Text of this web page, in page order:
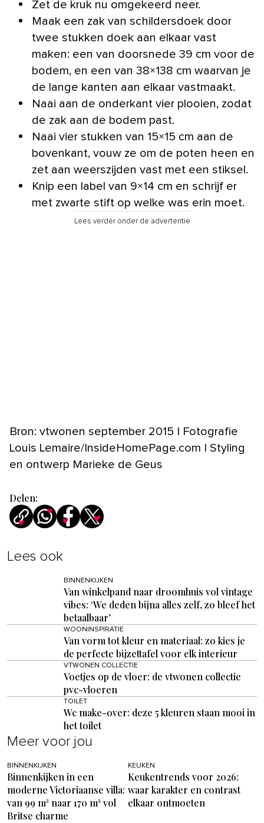
Zet de kruk nu omgekeerd neer.
Maak een zak van schildersdoek door
twee stukken doek aan elkaar vast
maken: een van doorsnede 39 cm voor de
bodem, en een van 38×138 cm waarvan je
de lange kanten aan elkaar vastmaakt.
Naai aan de onderkant vier plooien, zodat
de zak aan de bodem past.
Naai vier stukken van 15×15 cm aan de
bovenkant, vouw ze om de poten heen en
zet aan weerszijden vast met een stiksel.
Knip een label van 9×14 cm en schrijf er
met zwarte stift op welke was erin moet.
Lees verder onder de advertentie
Bron: vtwonen september 2015 | Fotografie
Louis Lemaire/InsideHomePage.com | Styling
en ontwerp Marieke de Geus
Delen:
Lees ook
BINNENKIJKEN
Van winkelpand naar droomhuis vol vintage
vibes: ‘We deden bijna alles zelf, zo bleef het
betaalbaar’
WOONINSPIRATIE
Van vorm tot kleur en materiaal: zo kies je
de perfecte bijzettafel voor elk interieur
VTWONEN COLLECTIE
Voetjes op de vloer: de vtwonen collectie
pvc-vloeren
TOILET
Wc make-over: deze 5 kleuren staan mooi in
het toilet
Meer voor jou
BINNENKIJKEN
Binnenkijken in een
moderne Victoriaanse villa:
van 99 m² naar 170 m² vol
Britse charme
KEUKEN
Keukentrends voor 2026:
waar karakter en contrast
elkaar ontmoeten